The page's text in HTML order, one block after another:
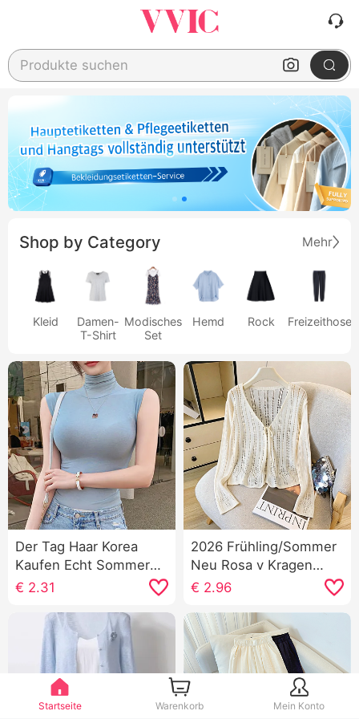
Produkte suchen
Shop by Category Mehr
Kleid
Damen-
T-Shirt
Modisches
Set
Hemd Rock Freizeithose
Der Tag Haar Korea
Kaufen Echt Sommer
Neu an659 Super hao
Mikro Durch Rollkragen
Grundieren T-Shirt
€ 2.31
2026 Frühling/Sommer
Neu Rosa v Kragen
Schnürung
Strickjacke Damen
Sonnenschutz Bluse
Außerhalb Fing
Kleidung
€ 2.96
Startseite Warenkorb Mein Konto